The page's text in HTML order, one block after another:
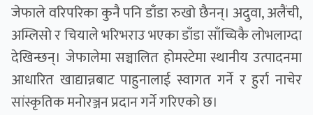
जेफाले वरिपरिका कुनै पनि डाँडा रुखो छैनन्। अदुवा, अलैंची,
अम्लिसो र चियाले भरिभराउ भएका डाँडा साँच्चिकै लोभलाग्दा
देखिन्छन्। जेफालेमा सञ्चालित होमस्टेमा स्थानीय उत्पादनमा
आधारित खाद्यान्नबाट पाहुनालाई स्वागत गर्ने र हुर्रा नाचेर
सांस्कृतिक मनोरञ्जन प्रदान गर्ने गरिएको छ।